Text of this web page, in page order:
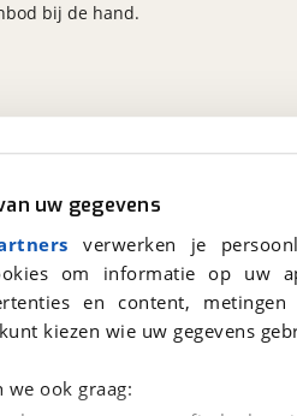
uw gegevens
verwerken je
om informatie op
en content,
kiezen wie uw gegevens
ook graag:
bij de hand.
en Privacyverklaring